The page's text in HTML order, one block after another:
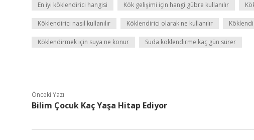
En iyi köklendirici hangisi Kök gelişimi için hangi gübre kullanılır
Köklendirici nasıl kullanılır Köklendirici olarak ne kullanılır
Köklendirmek için suya ne konur Suda köklendirme kaç gün sürer
Önceki Yazı
Bilim Çocuk Kaç Yaşa Hitap Ediyor